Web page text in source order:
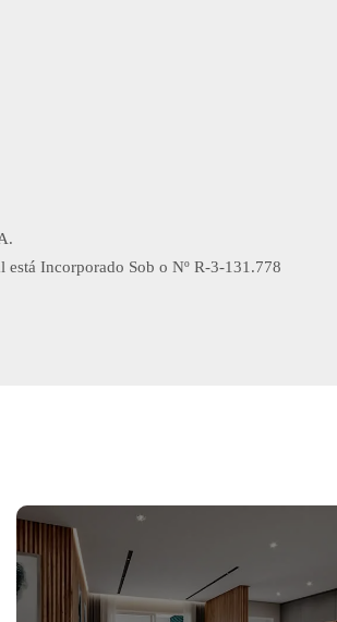
está Incorporado Sob o Nº R-3-131.778